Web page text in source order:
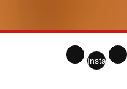
Instagram